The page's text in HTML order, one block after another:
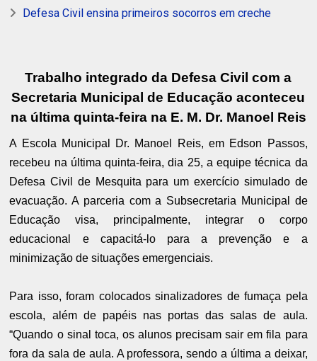
Defesa Civil ensina primeiros socorros em creche
Trabalho integrado da Defesa Civil com a
Secretaria Municipal de Educação aconteceu
na última quinta-feira na E. M. Dr. Manoel Reis
A Escola Municipal Dr. Manoel Reis, em Edson Passos,
recebeu na última quinta-feira, dia 25, a equipe técnica da
Defesa Civil de Mesquita para um exercício simulado de
evacuação. A parceria com a Subsecretaria Municipal de
Educação visa, principalmente, integrar o corpo
educacional e capacitá-lo para a prevenção e a
minimização de situações emergenciais.
Para isso, foram colocados sinalizadores de fumaça pela
escola, além de papéis nas portas das salas de aula.
“Quando o sinal toca, os alunos precisam sair em fila para
fora da sala de aula. A professora, sendo a última a deixar,